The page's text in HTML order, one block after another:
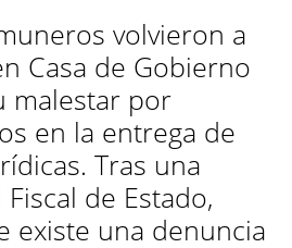
volvieron a
Casa de Gobierno
malestar por
en la entrega de
Tras una
de Estado,
existe una denuncia